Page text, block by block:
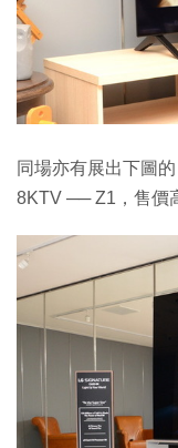
同場亦有展出下圖
8KTV ── Z1，售價